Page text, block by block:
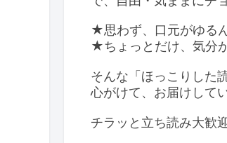
★思わず、口元がゆる
★ちょっとだけ、気分
そんな「ほっこりした
心がけて、お届けして
チラッと立ち読み大歓